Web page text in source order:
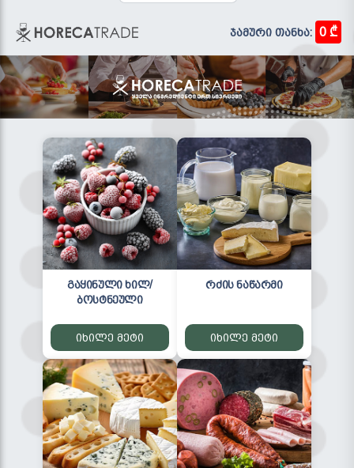
ჯამური თანხა: 0 ₾
გაყინული ხილ/
ბოსტნეული
იხილე მეტი
რძის ნაწარმი
იხილე მეტი